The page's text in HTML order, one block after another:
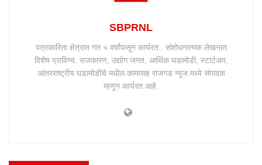
SBPRNL
पत्रकारिता क्षेत्रात गत ५ वर्षांपासून कार्यरत.. संशोधनात्मक लेखनात
विशेष प्राविण्य. राजकारण, उद्योग जगत, आर्थिक घडामोडी, स्टार्टअप,
आंतरराष्ट्रीय घडामोडींचे मधील कामासह राजगड न्यूज मध्ये संपादक
म्हणून कार्यरत आहे.